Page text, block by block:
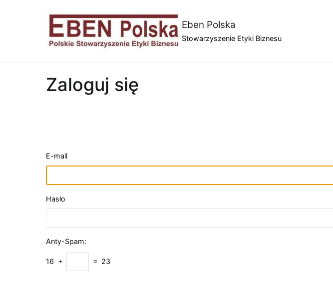
Eben Polska
Stowarzyszenie Etyki Biznesu
Zaloguj się
E-mail
Hasło
Anty-Spam:
16 + = 23